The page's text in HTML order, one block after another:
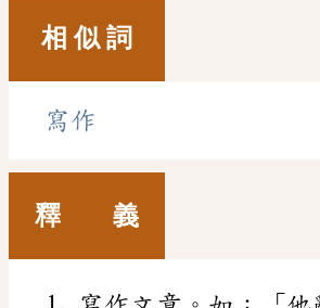
相 似 詞
寫作
釋 義